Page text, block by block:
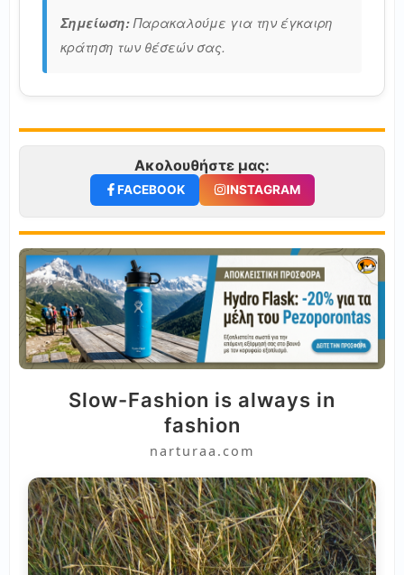
Σημείωση: Παρακαλούμε για την έγκαιρη
κράτηση των θέσεών σας.
Ακολουθήστε μας:
FACEBOOK INSTAGRAM
Slow-Fashion is always in
fashion
narturaa.com